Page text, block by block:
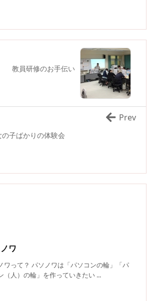
教員研修のお手伝い
の子ばかりの体験会
Prev
ワ
ワって？ パソノワは「パソコンの輪」「パ
（人）の輪」を作っていきたい ...